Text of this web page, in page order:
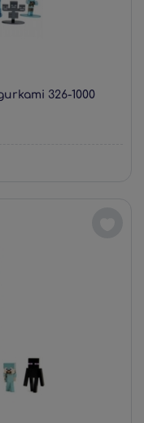
326-1000